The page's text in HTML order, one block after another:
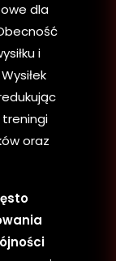
dla
i
oraz